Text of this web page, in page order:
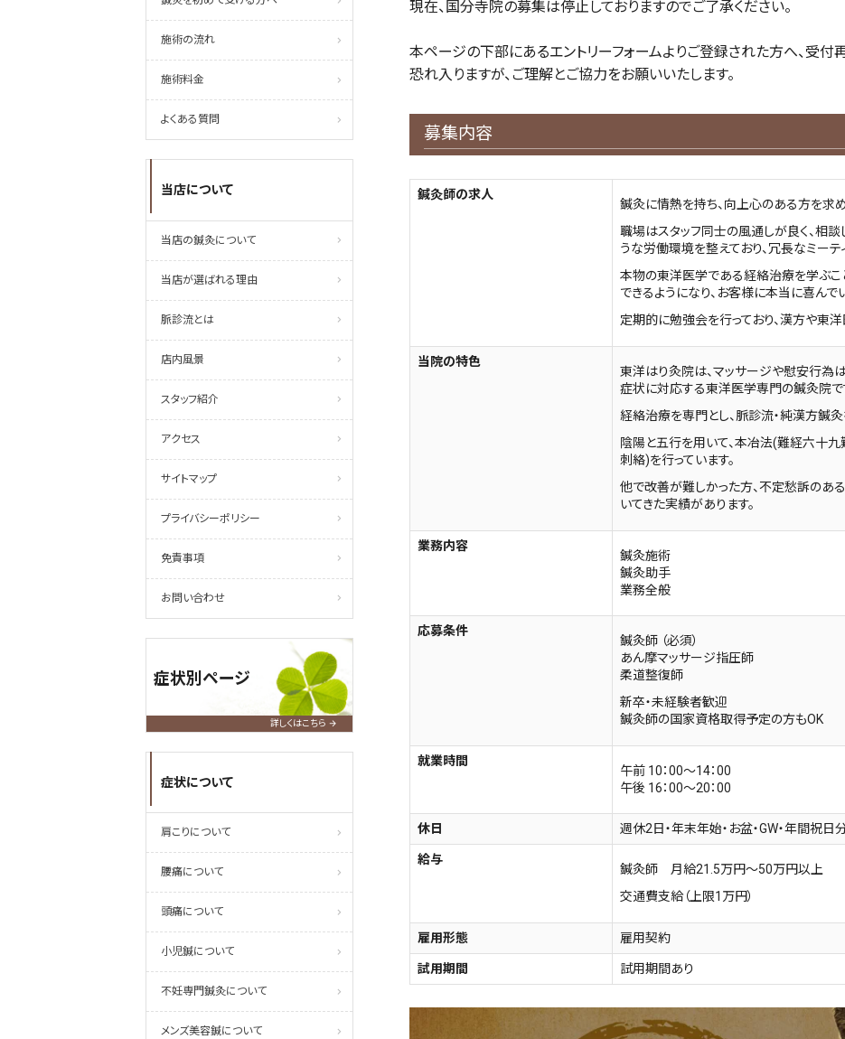
現在、国分寺院の募集は停止しておりますのでご了承ください。
本ページの下部にあるエントリーフォームよりご登録された方へ、受付
恐れ入りますが、ご理解とご協力をお願いいたします。
募集内容
鍼灸師の求人
鍼灸に情熱を持ち、向上心のある方を求め
職場はスタッフ同士の風通しが良く、相
うな労働環境を整えており、冗長なミーテ
本物の東洋医学である経絡治療を学ぶこ
できるようになり、お客様に本当に喜んで
定期的に勉強会を行っており、漢方や東
当院の特色
東洋はり灸院は、マッサージや慰安行為
症状に対応する東洋医学専門の鍼灸院で
経絡治療を専門とし、脈診流・純漢方鍼
陰陽と五行を用いて、本冶法(難経六十九
刺絡)を行っています。
他で改善が難しかった方、不定愁訴のあ
いてきた実績があります。
業務内容
鍼灸施術
鍼灸助手
業務全般
応募条件
鍼灸師 （必須）
あん摩マッサージ指圧師
柔道整復師
新卒・未経験者歓迎
鍼灸師の国家資格取得予定の方もOK
就業時間
午前 10：00～14：00
午後 16：00～20：00
休日 週休2日・年末年始・お盆・GW・年間祝日
給与
鍼灸師 月給21.5万円～50万円以上
交通費支給（上限1万円）
雇用形態 雇用契約
試用期間 試用期間あり
施術の流れ
施術料金
よくある質問
当店について
当店の鍼灸について
当店が選ばれる理由
脈診流とは
店内風景
スタッフ紹介
アクセス
サイトマップ
プライバシーポリシー
免責事項
お問い合わせ
症状別ページ
詳しくはこちら
症状について
肩こりについて
腰痛について
頭痛について
小児鍼について
不妊専門鍼灸について
メンズ美容鍼について